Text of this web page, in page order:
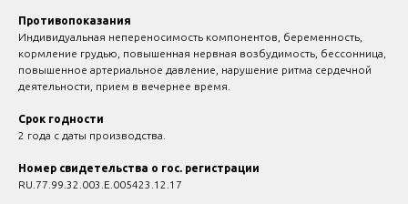
Противопоказания
Индивидуальная непереносимость компонентов, беременность,
кормление грудью, повышенная нервная возбудимость, бессонница,
повышенное артериальное давление, нарушение ритма сердечной
деятельности, прием в вечернее время.
Срок годности
2 года с даты производства.
Номер свидетельства о гос. регистрации
RU.77.99.32.003.Е.005423.12.17